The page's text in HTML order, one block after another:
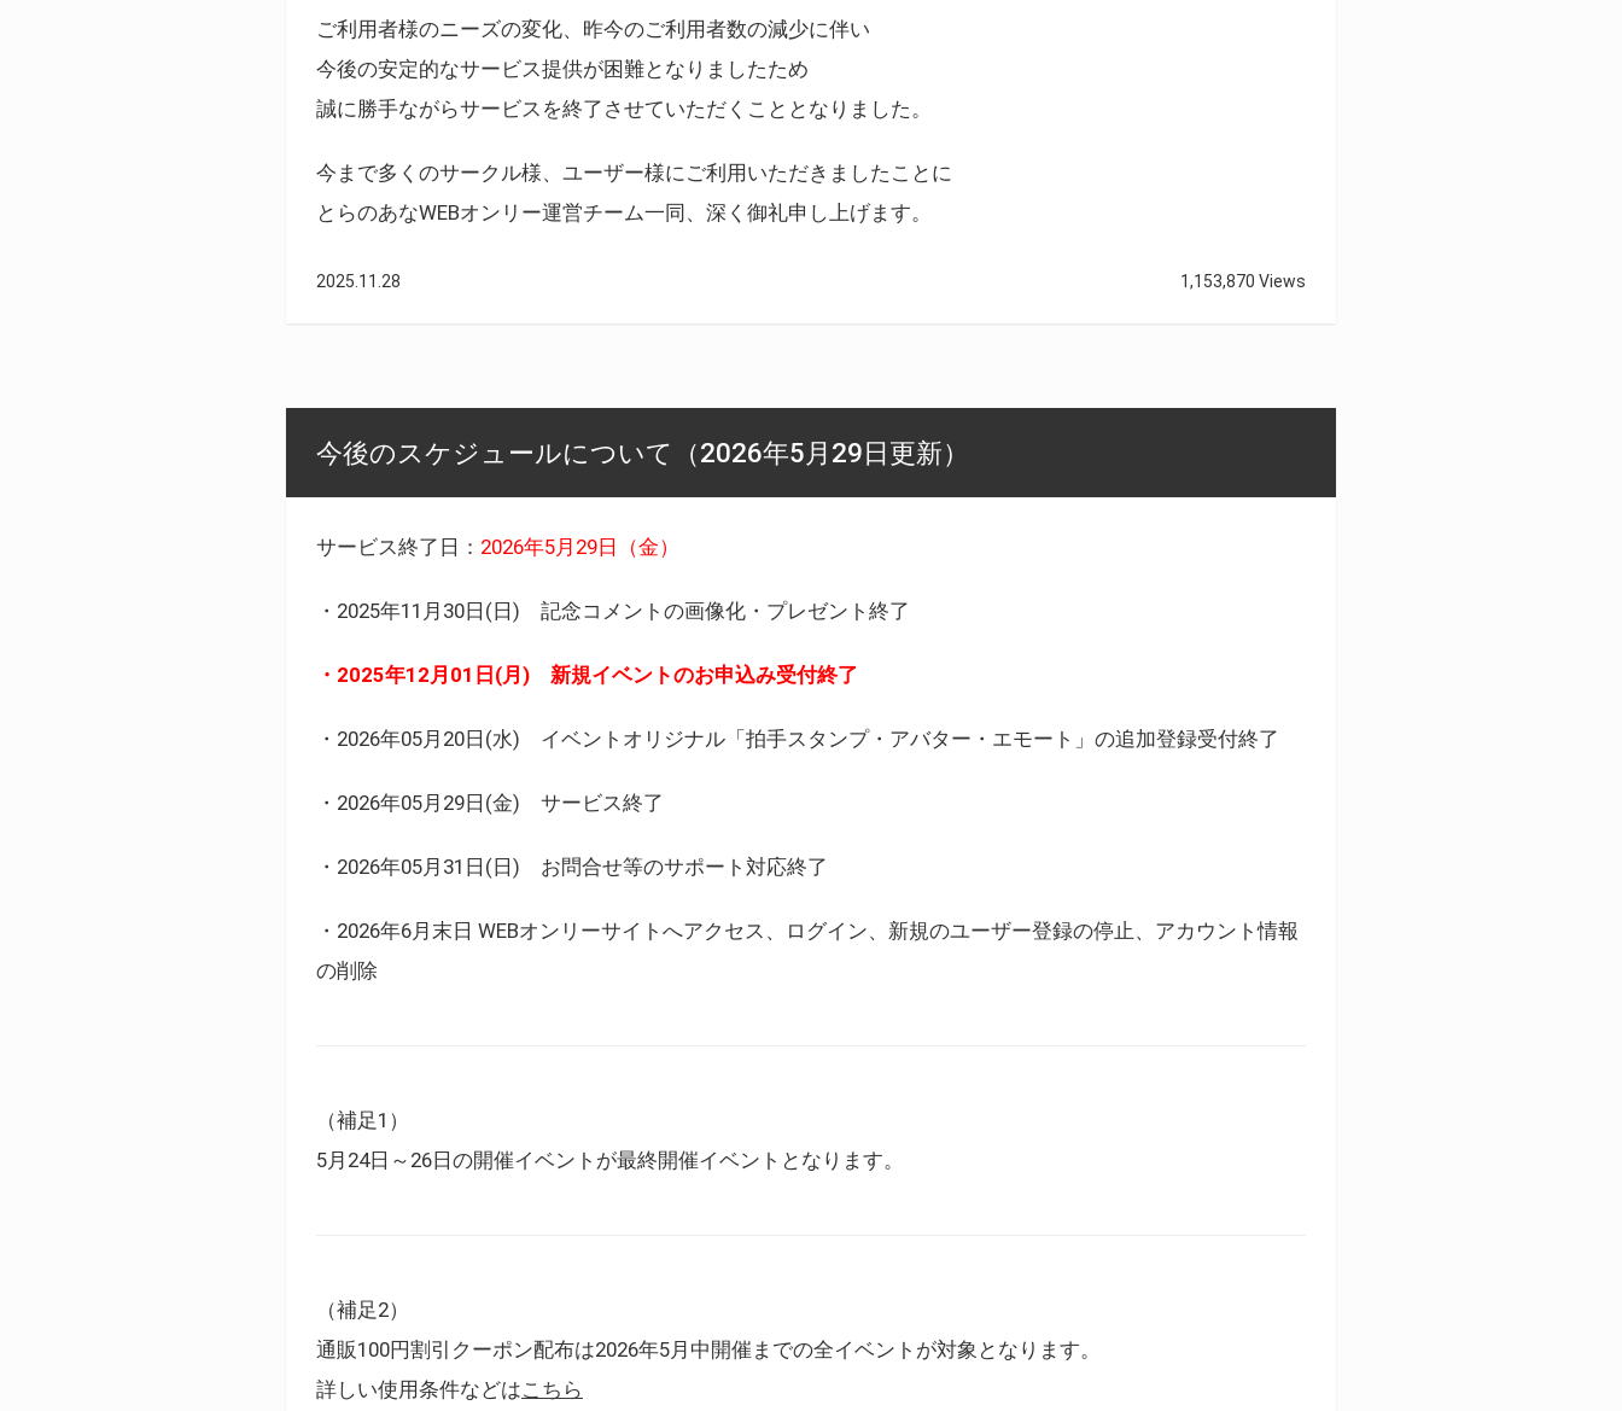
ご利用者様のニーズの変化、昨今のご利用者数の減少に伴い
今後の安定的なサービス提供が困難となりましたため
誠に勝手ながらサービスを終了させていただくこととなりました。
今まで多くのサークル様、ユーザー様にご利用いただきましたことに
とらのあなWEBオンリー運営チーム一同、深く御礼申し上げます。
2025.11.28 1,153,870 Views
今後のスケジュールについて（2026年5月29日更新）
サービス終了日： 2026年5月29日（金）
・2025年11月30日(日) 記念コメントの画像化・プレゼント終了
・2025年12月01日(月) 新規イベントのお申込み受付終了
・2026年05月20日(水) イベントオリジナル「拍手スタンプ・アバター・エモート」の追加登録受付終了
・2026年05月29日(金) サービス終了
・2026年05月31日(日) お問合せ等のサポート対応終了
・2026年6月末日 WEBオンリーサイトへアクセス、ログイン、新規のユーザー登録の停止、アカウント情報
の削除
（補足1）
5月24日～26日の開催イベントが最終開催イベントとなります。
（補足2）
通販100円割引クーポン配布は2026年5月中開催までの全イベントが対象となります。
詳しい使用条件などはこちら